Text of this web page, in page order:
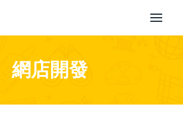
網店開發